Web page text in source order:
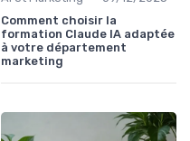
Comment choisir la
formation Claude IA adaptée
à votre département
marketing